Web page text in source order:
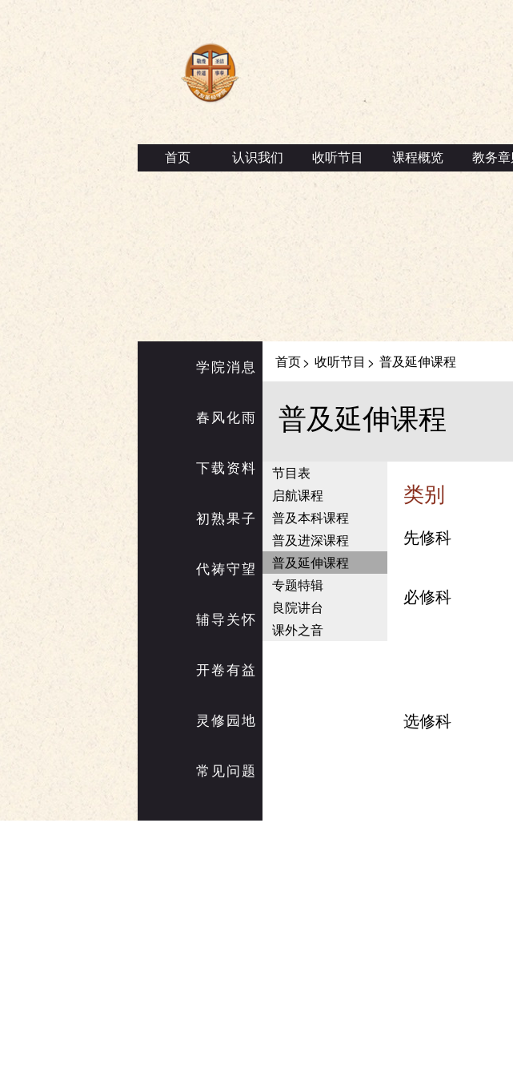
首页 认识我们 收听节目 课程概览 教务
学院消息
春风化雨
下载资料
初熟果子
代祷守望
辅导关怀
开卷有益
灵修园地
常见问题
首页> 收听节目 > 普及延伸课程
普及延伸课程
节目表
启航课程
普及本科课程
普及进深课程
普及延伸课程
专题特辑
良院讲台
课外之音
类别
先修科
必修科
选修科